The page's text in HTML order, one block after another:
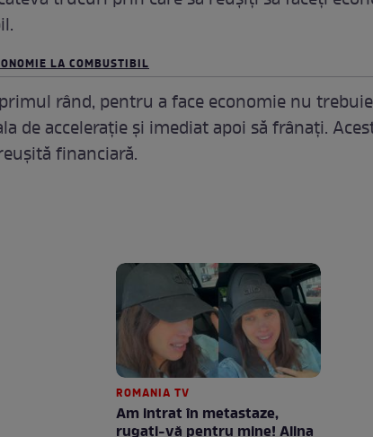
LA COMBUSTIBIL
rând, pentru a face economie nu
de acceleraţie şi imediat apoi să frânaţi.
financiară.
ROMANIA TV
Am intrat în metastaze,